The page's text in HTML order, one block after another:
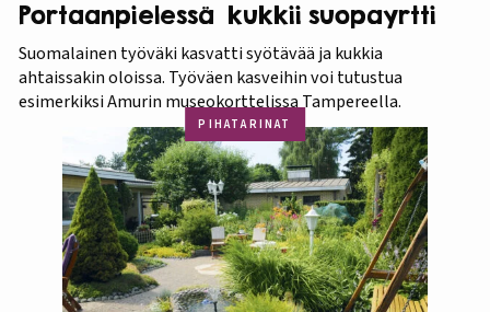
Portaanpielessä kukkii suopayrtti
Suomalainen työväki kasvatti syötävää ja kukkia
ahtaissakin oloissa. Työväen kasveihin voi tutustua
esimerkiksi Amurin museokorttelissa Tampereella.
PIHATARINAT